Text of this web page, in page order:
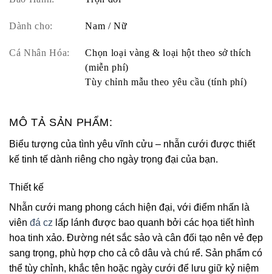
Dành cho: Nam / Nữ
Cá Nhân Hóa:
Chọn loại vàng & loại hột theo sở thích
(miễn phí)
Tùy chỉnh mẫu theo yêu cầu (tính phí)
MÔ TẢ SẢN PHẨM:
Biểu tượng của tình yêu vĩnh cửu – nhẫn cưới được thiết
kế tinh tế dành riêng cho ngày trọng đại của bạn.
Thiết kế
Nhẫn cưới mang phong cách hiện đại, với điểm nhấn là
viên đá cz lấp lánh được bao quanh bởi các họa tiết hình
hoa tinh xảo. Đường nét sắc sảo và cân đối tạo nên vẻ đẹp
sang trọng, phù hợp cho cả cô dâu và chú rể. Sản phẩm có
thể tùy chỉnh, khắc tên hoặc ngày cưới để lưu giữ kỷ niệm